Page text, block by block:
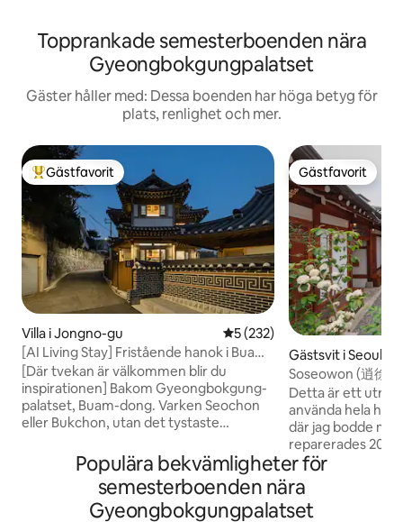
Topprankade semesterboenden nära
Gyeongbokgungpalatset
Gäster håller med: Dessa boenden har höga betyg för
plats, renlighet och mer.
Populär gästfavorit
Gästfavorit
Villa i Jongno-gu 5 av 5 i genomsnittligt
5 (232)
[AI Living Stay] Fristående hanok i Buam-
dong, Jongno-gu | Welcome Mystics
House, känslig hanok-vistelse
[Där tvekan är välkommen blir du
inspirationen] Bakom Gyeongbokgung-
palatset, Buam-dong. Varken Seochon
eller Bukchon, utan det tystaste
fanns ett privat hanok-hus. Platsen där
Anpyeongdaegun, prinsen av Joseon,
bodde. Ovanpå de femhundra åren, ett
tegeltak och träpelare, Huset är byggt i
Gästfavorit
Gästfavorit
Gästsvit i Seoul
Soseowon (逍徐院) -
innergård
Detta är ett
använda hela huset
där jag bodde
reparerades
finns en rymlig
odlad trädgård,
kan du njuta av
med den kvadratiska
Populära bekvämligheter för
semesterboenden nära
Gyeongbokgungpalatset